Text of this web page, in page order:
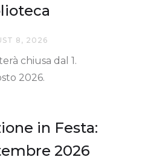
8, 2026
chiusa dal 1.
2026.
in Festa:
2026